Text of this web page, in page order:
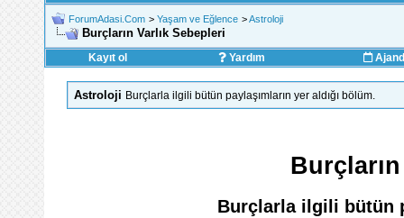
ForumAdasi.Com > Yaşam ve Eğlence >Astroloji
Burçların Varlık Sebepleri
Kayıt ol Yardım
Astroloji Burçlarla ilgili bütün paylaşımların yer aldığı bölüm.
Burçlarla ilgili bütün